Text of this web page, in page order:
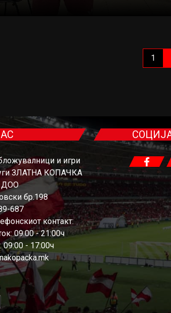
1
и игри
ЗЛАТНА КОПАЧКА
ДОО
бр.198
687
контакт:
09:00 - 21:00ч
09:00 - 17:00ч